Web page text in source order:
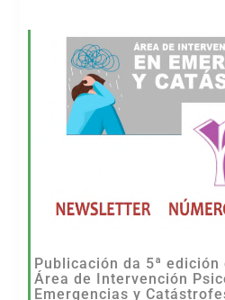
Publicación da 5ª
Área de Intervención
Emergencias y